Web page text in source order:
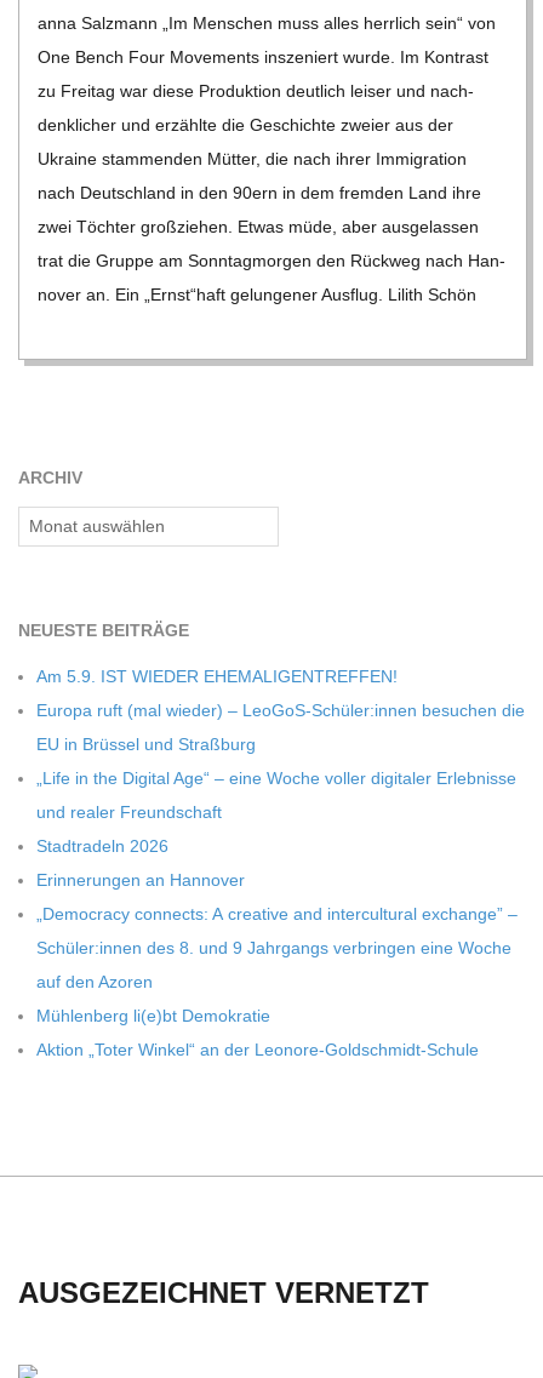
D
T
-
S
U
L
anna Salz­mann „Im Men­schen muss alles herr­lich sein“ von
One Bench Four Move­ments insze­niert wurde. Im Kon­trast
zu Frei­tag war diese Pro­duk­tion deut­lich lei­ser und nach­
denk­li­cher und erzählte die Geschichte zweier aus der
Ukraine stam­men­den Müt­ter, die nach ihrer Immi­gra­tion
nach Deutsch­land in den 90ern in dem frem­den Land ihre
zwei Töch­ter groß­zie­hen. Etwas müde, aber aus­ge­las­sen
trat die Gruppe am Sonn­tag­mor­gen den Rück­weg nach Han­
no­ver an. Ein „Ernst“haft gelun­ge­ner Aus­flug. Lilith Schön
ARCHIV
Archiv
NEU­ESTE BEITRÄGE
Am 5.9. IST WIEDER EHEMALIGENTREFFEN!
Europa ruft (mal wie­der) – LeoGoS-Schüler:innen besu­chen die
EU in Brüs­sel und Straßburg
„Life in the Digi­tal Age“ – eine Woche vol­ler digi­ta­ler Erleb­nisse
und rea­ler Freundschaft
Stadt­ra­deln 2026
Erin­ne­run­gen an Hannover
„Demo­cracy con­nects: A crea­tive and inter­cul­tu­ral exch­ange” –
Schüler:innen des 8. und 9 Jahr­gangs ver­brin­gen eine Woche
auf den Azoren
Müh­len­berg li(e)bt Demokratie
Aktion „Toter Win­kel“ an der Leonore-Goldschmidt-Schule
AUSGEZEICHNET VERNETZT